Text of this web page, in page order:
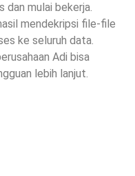
dan mulai bekerja.
mendekripsi file-file
ke seluruh data.
Adi bisa
lebih lanjut.